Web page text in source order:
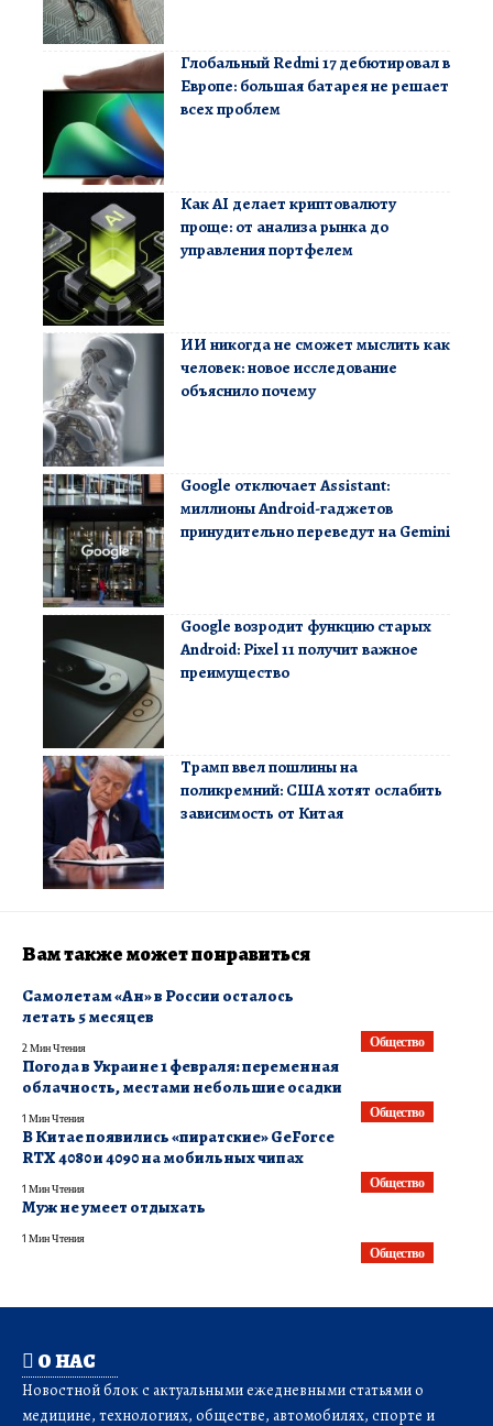
Глобальный Redmi 17 дебютировал в
Европе: большая батарея не решает
всех проблем
Как AI делает криптовалюту
проще: от анализа рынка до
управления портфелем
ИИ никогда не сможет мыслить как
человек: новое исследование
объяснило почему
Google отключает Assistant:
миллионы Android-гаджетов
принудительно переведут на Gemini
Google возродит функцию старых
Android: Pixel 11 получит важное
преимущество
Трамп ввел пошлины на
поликремний: США хотят ослабить
зависимость от Китая
Вам также может понравиться
Общество
​Самолетам «Ан» в России осталось
летать 5 месяцев
2 Мин Чтения
Общество
Погода в Украине 1 февраля: переменная
облачность, местами небольшие осадки
1 Мин Чтения
Общество
В Китае появились «пиратские» GeForce
RTX 4080 и 4090 на мобильных чипах
1 Мин Чтения
Общество
Муж не умеет отдыхать
1 Мин Чтения
О НАС
Новостной блок с актуальными ежедневными статьями о
медицине, технологиях, обществе, автомобилях, спорте и